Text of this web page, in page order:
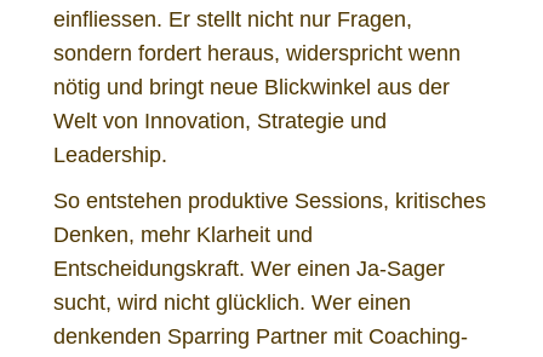
einfliessen. Er stellt nicht nur Fragen,
sondern fordert heraus, widerspricht wenn
nötig und bringt neue Blickwinkel aus der
Welt von Innovation, Strategie und
Leadership.
So entstehen produktive Sessions, kritisches
Denken, mehr Klarheit und
Entscheidungskraft. Wer einen Ja-Sager
sucht, wird nicht glücklich. Wer einen
denkenden Sparring Partner mit Coaching-